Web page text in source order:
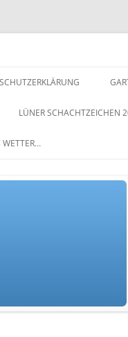
LÜNER SCHACHTZEICHEN
NACHTZEICHEN-